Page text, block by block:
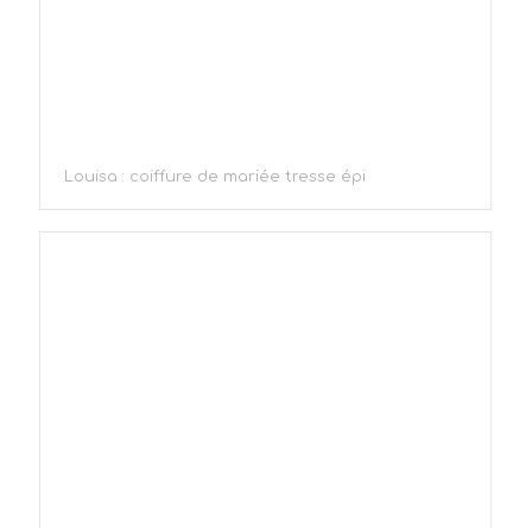
Louisa : coiffure de mariée tresse épi